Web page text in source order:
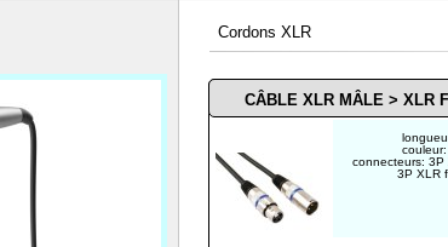
Cordons XLR
CÂBLE XLR MÂLE > XLR
connecteurs: 3P
3P XLR